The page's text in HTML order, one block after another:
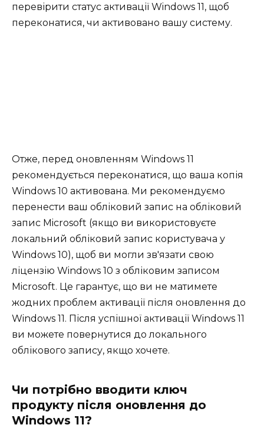
перевірити статус активації Windows 11, щоб
переконатися, чи активовано вашу систему.
Отже, перед оновленням Windows 11
рекомендується переконатися, що ваша копія
Windows 10 активована. Ми рекомендуємо
перенести ваш обліковий запис на обліковий
запис Microsoft (якщо ви використовуєте
локальний обліковий запис користувача у
Windows 10), щоб ви могли зв'язати свою
ліцензію Windows 10 з обліковим записом
Microsoft. Це гарантує, що ви не матимете
жодних проблем активації після оновлення до
Windows 11. Після успішної активації Windows 11
ви можете повернутися до локального
облікового запису, якщо хочете.
Чи потрібно вводити ключ
продукту після оновлення до
Windows 11?